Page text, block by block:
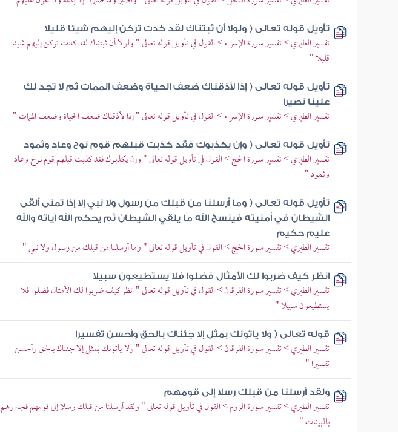
تأويل قوله تعالى ( ولولا أن ثبتناك لقد كدت تركن إليهم شيئا قليلا
تفسير الطبري > تفسير سورة الإسراء > القول في تأويل قوله تعالى " ولولا أن ثبتناك لقد كدت تركن إليهم شيئا
قليلا "
تأويل قوله تعالى ( إذا لأذقناك ضعف الحياة وضعف الممات ثم لا تجد لك
علينا نصيرا
تفسير الطبري > تفسير سورة الإسراء > القول في تأويل قوله تعالى " إذا لأذقناك ضعف الحياة وضعف الممات "
تأويل قوله تعالى ( وإن يكذبوك فقد كذبت قبلهم قوم نوح وعاد وثمود
تفسير الطبري > تفسير سورة الحج > القول في تأويل قوله تعالى " وإن يكذبوك فقد كذبت قبلهم قوم نوح وعاد
وثمود "
تأويل قوله تعالى ( وما أرسلنا من قبلك من رسول ولا نبي إلا إذا تمنى ألقى
الشيطان في أمنيته فينسخ الله ما يلقي الشيطان ثم يحكم الله آياته والله
عليم حكيم
تفسير الطبري > تفسير سورة الحج > القول في تأويل قوله تعالى " وما أرسلنا من قبلك من رسول ولا نبي "
انظر كيف ضربوا لك الأمثال فضلوا فلا يستطيعون سبيلا
تفسير الطبري > تفسير سورة الفرقان > القول في تأويل قوله تعالى " انظر كيف ضربوا لك الأمثال فضلوا فلا
يستطيعون سبيلا "
قوله تعالى ( ولا يأتونك بمثل إلا جئناك بالحق وأحسن تفسيرا
تفسير الطبري > تفسير سورة الفرقان > القول في تأويل قوله تعالى " ولا يأتونك بمثل إلا جئناك بالحق وأحسن
تفسيرا "
ولقد أرسلنا من قبلك رسلا إلى قومهم
تفسير الطبري > تفسير سورة الروم > القول في تأويل قوله تعالى " ولقد أرسلنا من قبلك رسلا إلى قومهم فجاءوهم
بالبينات "